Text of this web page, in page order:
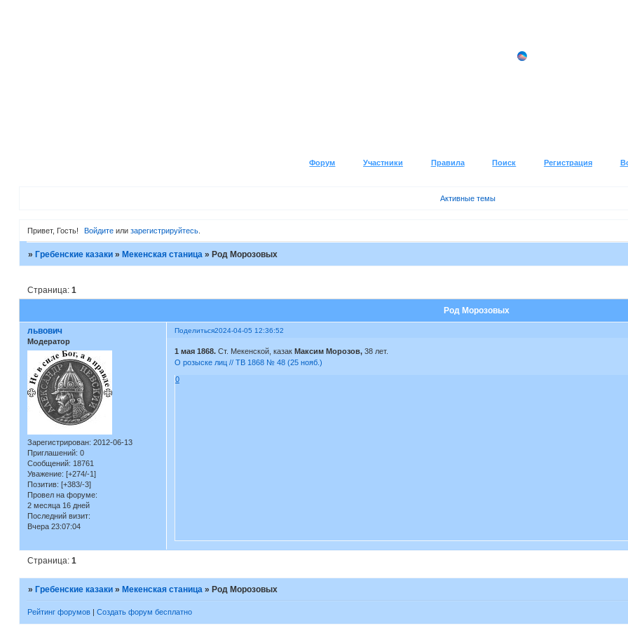
Форум Участники Правила Поиск Регистрация
Активные темы
Привет, Гость! Войдите илизарегистрируйтесь
» Гребенские казаки » Мекенская станица » Род Морозовых
Род Морозовых
Страница: 1
Поделиться2024-04-05 12:36:52
львович
Модератор
Зарегистрирован: 2012-06-13
Приглашений: 0
Сообщений: 18761
Уважение: [+274/-1]
Позитив: [+383/-3]
Провел на форуме:
2 месяца 16 дней
Последний визит:
Вчера 23:07:04
1 мая 1868.Ст. Мекенской, казак Максим Морозов,38 лет.
О розыске лиц // ТВ 1868 № 48 (25 нояб.)
0
Страница: 1
» Гребенские казаки » Мекенская станица » Род Морозовых
Рейтинг форумов| Создать форум бесплатно